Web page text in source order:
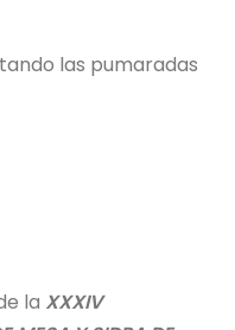
las pumaradas
la XXXIV